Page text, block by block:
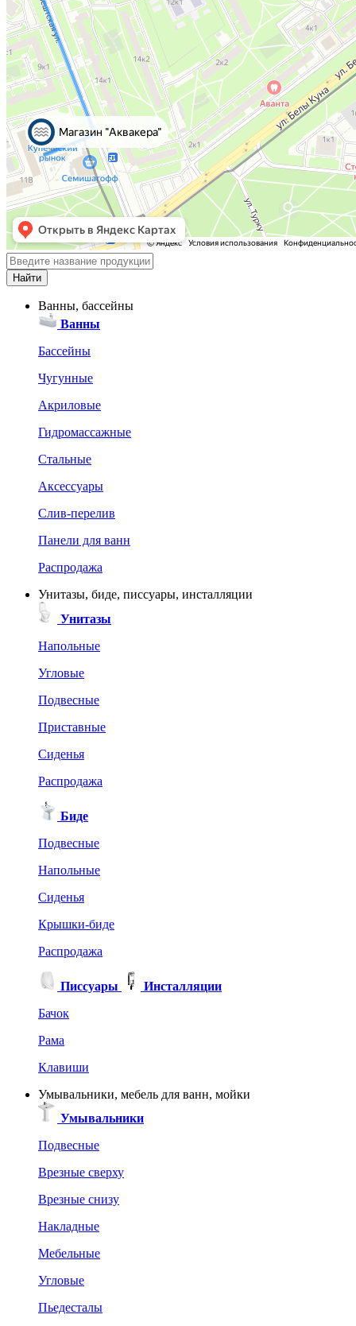
Ванны, бассейны
Ванны
Бассейны
Чугунные
Акриловые
Гидромассажные
Стальные
Аксессуары
Слив-перелив
Панели для ванн
Распродажа
Унитазы, биде, писсуары, инсталляции
Унитазы
Напольные
Угловые
Подвесные
Приставные
Сиденья
Распродажа
Биде
Подвесные
Напольные
Сиденья
Крышки-биде
Распродажа
Писсуары
Инсталляции
Бачок
Рама
Клавиши
Умывальники, мебель для ванн, мойки
Умывальники
Подвесные
Врезные сверху
Врезные снизу
Накладные
Мебельные
Угловые
Пьедесталы